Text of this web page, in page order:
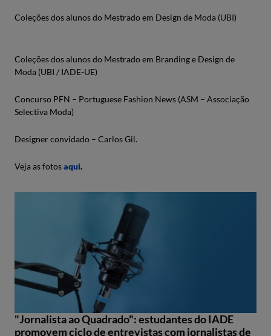
Coleções dos alunos do Mestrado em Design de Moda (UBI)
Coleções dos alunos do Mestrado em Branding e Design de
Moda (UBI / IADE-UE)
Concurso PFN – Portuguese Fashion News (ASM – Associação
Selectiva Moda)
Designer convidado – Carlos Gil.
Veja as fotosaqui.
"Jornalista ao Quadrado": estudantes do IADE
promovem ciclo de entrevistas com jornalistas de